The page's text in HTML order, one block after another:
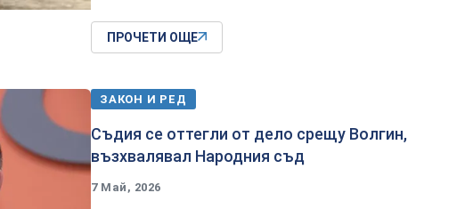
ПРОЧЕТИ ОЩЕ
ЗАКОН И РЕД
Съдия се оттегли от дело срещу Волгин,
възхвалявал Народния съд
7 Май, 2026